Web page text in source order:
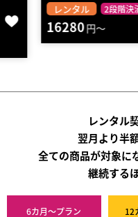
レンタル 2段階決済
16280円～
レンタル
翌月より半
全ての商品が対象に
継続する
6カ月～プラン 12